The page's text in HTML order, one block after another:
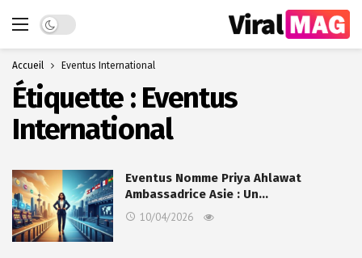
Dark mode
Accueil Eventus International
Étiquette : Eventus
International
Eventus Nomme Priya Ahlawat
Ambassadrice Asie : Un…
10/04/2026